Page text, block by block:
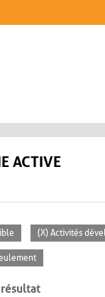
ACTIVE
(X) Activités